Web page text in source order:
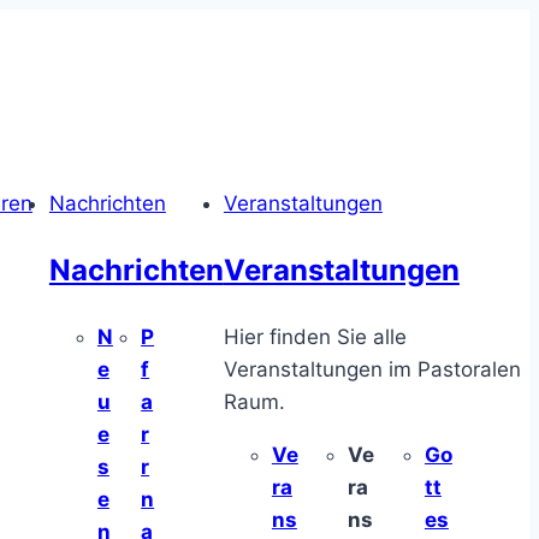
Nachrichten
Nachrichten
N
e
u
e
s
e
n
P
f
a
r
r
n
a
Veranstaltungen
Veranstaltungen
Hier finden Sie alle
Veranstaltungen im Pastoralen
Raum.
Ve
ra
ns
Ve
ra
ns
Go
tt
es